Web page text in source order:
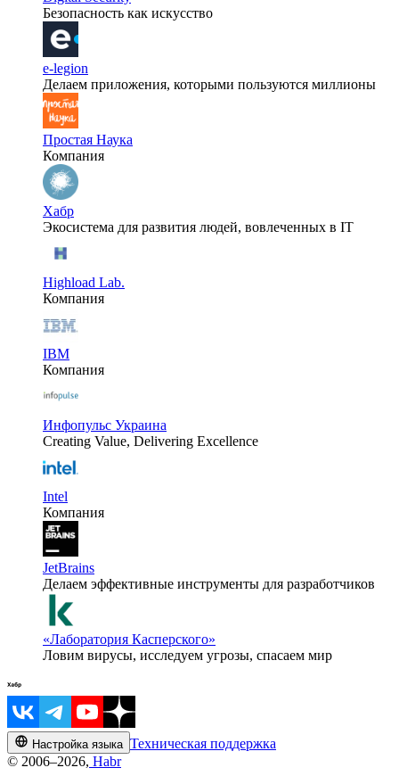
Безопасность как искусство
e-legion
Делаем приложения, которыми пользуются миллионы
Простая Наука
Компания
Хабр
Экосистема для развития людей, вовлеченных в IT
Highload Lab.
Компания
IBM
Компания
Инфопульс Украина
Creating Value, Delivering Excellence
Intel
Компания
JetBrains
Делаем эффективные инструменты для разработчиков
«Лаборатория Касперского»
Ловим вирусы, исследуем угрозы, спасаем мир
Настройка языка Техническая поддержка
© 2006–2026, Habr